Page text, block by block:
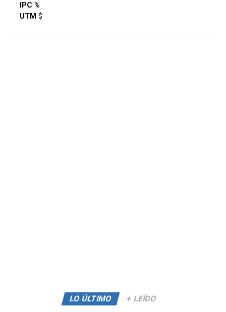
IPC %
UTM $
LO ÚLTIMO + LEÍDO